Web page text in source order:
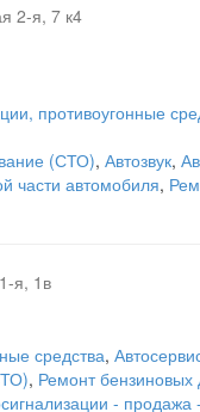
2-я, 7 к4
противоугонные
(СТО), Автозвук,
части автомобиля,
я, 1в
средства,
, Ремонт бензиновых
- продажа